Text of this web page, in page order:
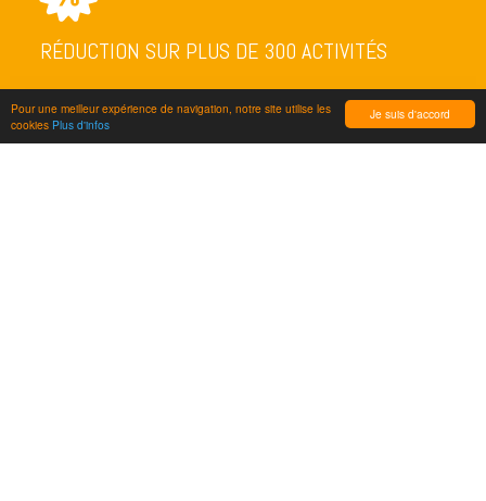
Je suis d'accord
Pour une meilleur expérience de navigation, notre site utilise les
cookies Plus d'infos
RÉDUCTION SUR PLUS DE 300 ACTIVITÉS